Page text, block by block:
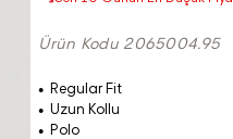
Ürün Kodu 2065004.95
Regular Fit
Uzun Kollu
Polo